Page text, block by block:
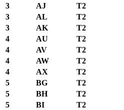
3
AJ T2
3
AL T2
3
AK T2
4
AU T2
4
AV T2
4
AW T2
4
AX T2
5
BG T2
5
BH T2
5
BI T2